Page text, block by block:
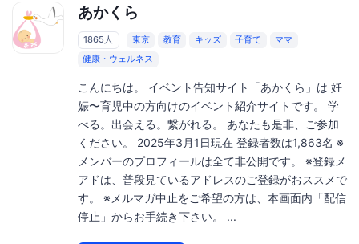
あかくら
1865人 東京 教育 キッズ 子育て
ママ
健康・ウェルネス
こんにちは。 イベント告知サイト「あかくら」は 妊
娠〜育児中の方向けのイベント紹介サイトです。 学
べる。出会える。繋がれる。 あなたも是非、ご参加
ください。 2025年3月1日現在 登録者数は1,863名 ※
メンバーのプロフィールは全て非公開です。 ※登録メ
アドは、普段見ているアドレスのご登録がおススメで
す。 ※メルマガ中止をご希望の方は、本画面内「配信
停止」からお手続き下さい。 ...